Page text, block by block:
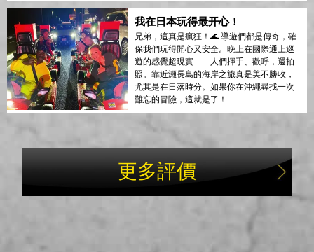
我在日本玩得最开心！
兄弟，這真是瘋狂！🌊 導遊們都是傳奇，確
保我們玩得開心又安全。晚上在國際通上巡
遊的感覺超現實——人們揮手、歡呼，還拍
照。靠近瀬長島的海岸之旅真是美不勝收，
尤其是在日落時分。如果你在沖繩尋找一次
難忘的冒險，這就是了！
更多評價